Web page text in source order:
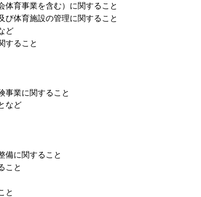
体育事業を含む）に関すること
び体育施設の管理に関すること
ど
すること
事業に関すること
など
備に関すること
こと
と